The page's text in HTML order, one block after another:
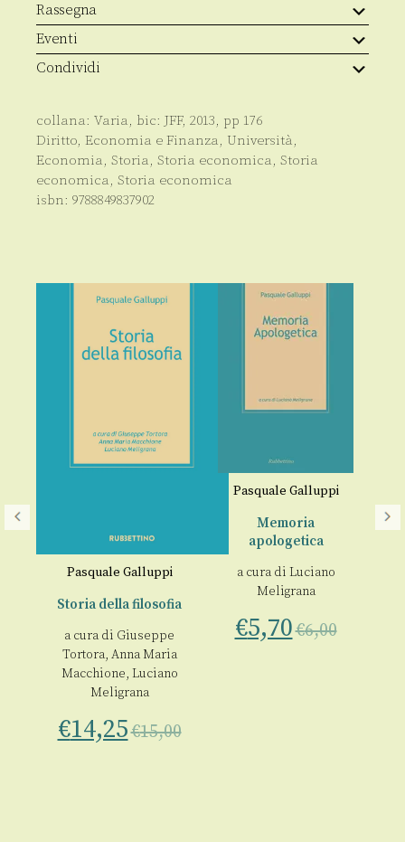
Rassegna
Eventi
Condividi
collana: Varia, bic: JFF, 2013, pp 176
Diritto, Economia e Finanza, Università,
Economia, Storia, Storia economica, Storia
economica, Storia economica
isbn: 9788849837902
Pasquale Galluppi
Storia della filosofia
a cura di Giuseppe
Tortora, Anna Maria
Macchione, Luciano
Meligrana
€14,25€15,00
Pasquale Galluppi
Memoria
apologetica
a cura di Luciano
Meligrana
€5,70€6,00
€